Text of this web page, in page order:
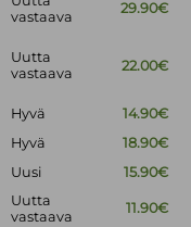
vastaava
29.90€
Uutta
vastaava
22.00€
Hyvä
14.90€
Hyvä
18.90€
Uusi 15.90€
Uutta
vastaava
11.90€